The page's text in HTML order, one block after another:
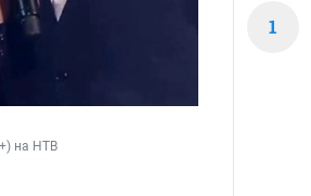
на НТВ
1